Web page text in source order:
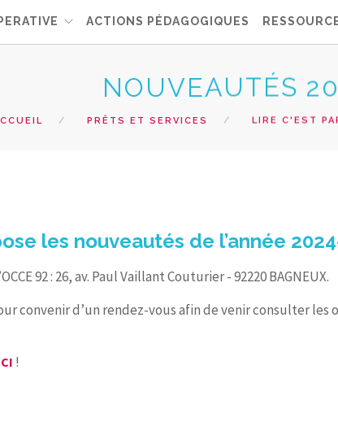
ACTIONS PÉDAGOGIQUES
NOUVEAUTÉS
PRÊTS ET SERVICES LIRE C'EST
les nouveautés de l’année
92 : 26, av. Paul Vaillant Couturier - 92220 BAGNEUX.
convenir d’un rendez-vous afin de venir consulter
!